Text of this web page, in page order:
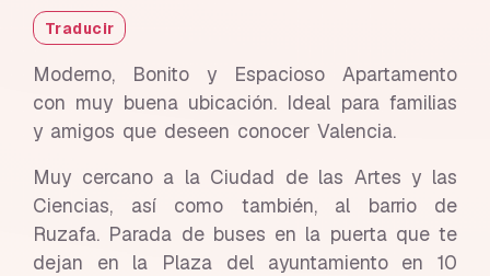
Traducir
Moderno, Bonito y Espacioso Apartamento
con muy buena ubicación. Ideal para familias
y amigos que deseen conocer Valencia.
Muy cercano a la Ciudad de las Artes y las
Ciencias, así como también, al barrio de
Ruzafa. Parada de buses en la puerta que te
dejan en la Plaza del ayuntamiento en 10